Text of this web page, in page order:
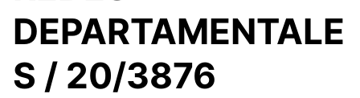
DEPARTAMENTALE
S / 20/3876